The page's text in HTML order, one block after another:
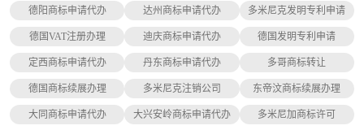
德阳商标申请代办 达州商标申请代办 多米尼克发明专利申请
德国VAT注册办理 迪庆商标申请代办 德国发明专利申请
定西商标申请代办 丹东商标申请代办 多哥商标转让
德国商标续展办理 多米尼克注销公司 东帝汶商标续展办理
大同商标申请代办 大兴安岭商标申请代办 多米尼加商标许可